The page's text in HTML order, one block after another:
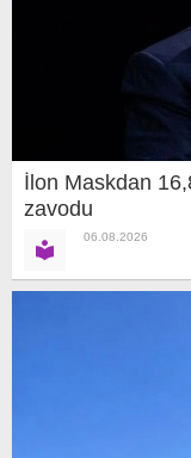
İlon Maskdan
zavodu
06.08.2026